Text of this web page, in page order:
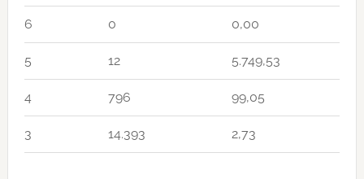
6 0 0,00
5 12 5.749,53
4 796 99,05
3 14.393 2,73